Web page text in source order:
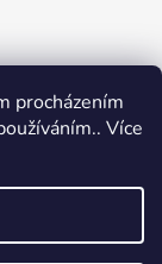
procházením
Více
Co Říká